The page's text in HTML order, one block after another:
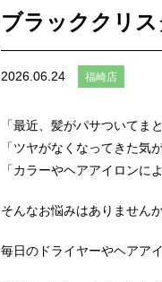
ブラッククリ
2026.06.24 福崎店
「最近、髪がパサついてま
「ツヤがなくなってきた気
「カラーやヘアアイロンに
そんなお悩みはありません
毎日のドライヤーやヘアア